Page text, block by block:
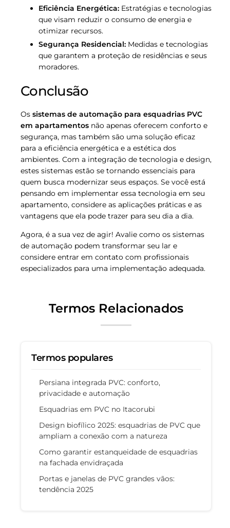
Eficiência Energética: Estratégias e tecnologias
que visam reduzir o consumo de energia e
otimizar recursos.
Segurança Residencial: Medidas e tecnologias
que garantem a proteção de residências e seus
moradores.
Conclusão
Os sistemas de automação para esquadrias PVC
em apartamentos não apenas oferecem conforto e
segurança, mas também são uma solução eficaz
para a eficiência energética e a estética dos
ambientes. Com a integração de tecnologia e design,
estes sistemas estão se tornando essenciais para
quem busca modernizar seus espaços. Se você está
pensando em implementar essa tecnologia em seu
apartamento, considere as aplicações práticas e as
vantagens que ela pode trazer para seu dia a dia.
Agora, é a sua vez de agir! Avalie como os sistemas
de automação podem transformar seu lar e
considere entrar em contato com profissionais
especializados para uma implementação adequada.
Termos Relacionados
Termos populares
Persiana integrada PVC: conforto,
privacidade e automação
Esquadrias em PVC no Itacorubi
Design biofílico 2025: esquadrias de PVC que
ampliam a conexão com a natureza
Como garantir estanqueidade de esquadrias
na fachada envidraçada
Portas e janelas de PVC grandes vãos:
tendência 2025